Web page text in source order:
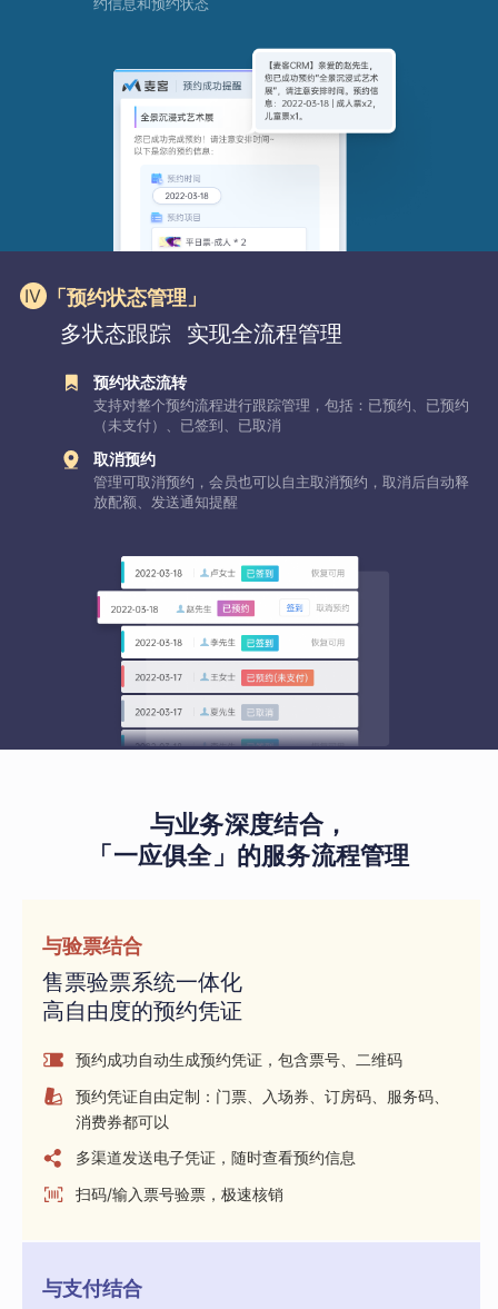
「预约状态管理」
多状态跟踪 实现全流程管理
预约状态流转
支持对整个预约流程进行跟踪管理，包括：已预约、已预约
（未支付）、已签到、已取消
取消预约
管理可取消预约，会员也可以自主取消预约，取消后自动释
放配额、发送通知提醒
与业务深度结合，
「一应俱全」的服务流程管理
与验票结合
售票验票系统一体化
高自由度的预约凭证
预约成功自动生成预约凭证，包含票号、二维码
预约凭证自由定制：门票、入场券、订房码、服务码、
消费券都可以
多渠道发送电子凭证，随时查看预约信息
扫码/输入票号验票，极速核销
与支付结合